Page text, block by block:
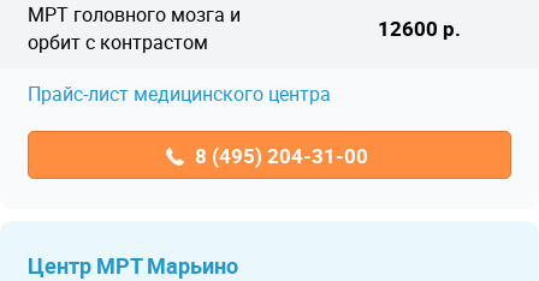
МРТ головного мозга и
орбит с контрастом
12600 р.
Прайс-лист медицинского центра
8 (495) 204-31-00
Центр МРТ Марьино